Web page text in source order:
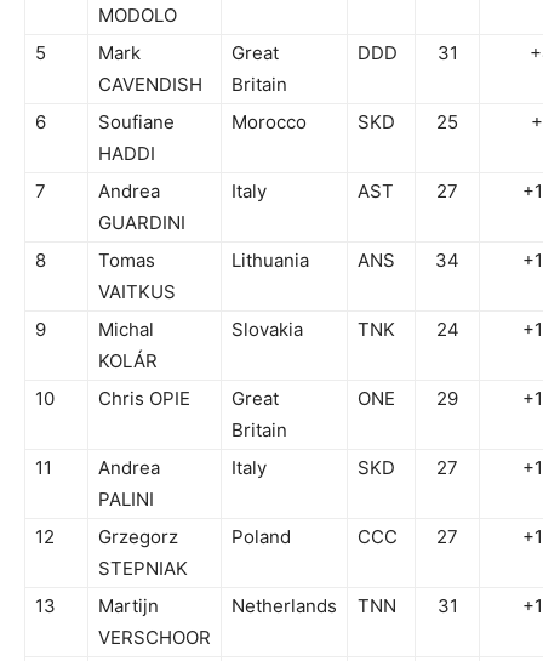
MODOLO
5
Mark
CAVENDISH
Great
Britain
DDD 31
6
Soufiane
HADDI
Morocco SKD 25
7
Andrea
GUARDINI
Italy AST 27
8
Tomas
VAITKUS
Lithuania ANS 34
9
Michal
KOLÁR
Slovakia TNK 24
10 Chris OPIE
Great
Britain
ONE 29
11
Andrea
PALINI
Italy SKD 27
12
Grzegorz
STEPNIAK
Poland CCC 27
13
Martijn
VERSCHOOR
Netherlands TNN 31